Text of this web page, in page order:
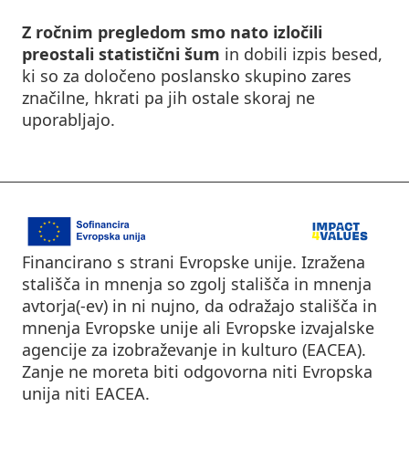
Z ročnim pregledom smo nato izločili
preostali statistični šum in dobili izpis besed,
ki so za določeno poslansko skupino zares
značilne, hkrati pa jih ostale skoraj ne
uporabljajo.
Financirano s strani Evropske unije. Izražena
stališča in mnenja so zgolj stališča in mnenja
avtorja(-ev) in ni nujno, da odražajo stališča in
mnenja Evropske unije ali Evropske izvajalske
agencije za izobraževanje in kulturo (EACEA).
Zanje ne moreta biti odgovorna niti Evropska
unija niti EACEA.